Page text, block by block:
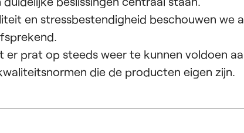
en stressbestendigheid beschouwen we
er prat op steeds weer te kunnen voldoen
die de producten eigen zijn.